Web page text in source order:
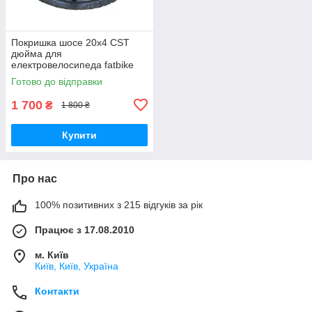
Покришка шосе 20х4 CST
дюйма для
електровелосипеда fatbike
Tecros F1/F2
Готово до відправки
1 700 ₴ 1 800 ₴
Купити
Про нас
100% позитивних з 215 відгуків за рік
Працює з 17.08.2010
м. Київ
Київ, Київ, Україна
Контакти